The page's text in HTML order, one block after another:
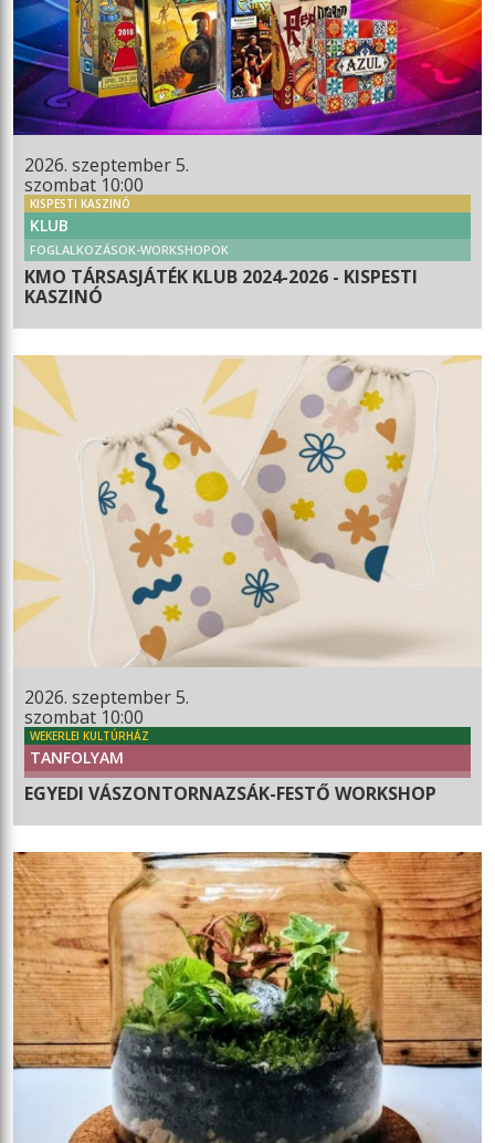
2026. szeptember 5.
szombat 10:00
KISPESTI KASZINÓ
KLUB
FOGLALKOZÁSOK-WORKSHOPOK
KMO TÁRSASJÁTÉK KLUB 2024-2026 - KISPESTI
KASZINÓ
2026. szeptember 5.
szombat 10:00
WEKERLEI KULTÚRHÁZ
TANFOLYAM
EGYEDI VÁSZONTORNAZSÁK-FESTŐ WORKSHOP